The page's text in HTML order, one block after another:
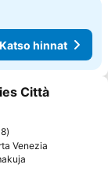
Katso hinnat
Città
Venezia